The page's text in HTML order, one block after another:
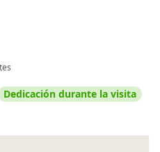
Dedicación durante la visita